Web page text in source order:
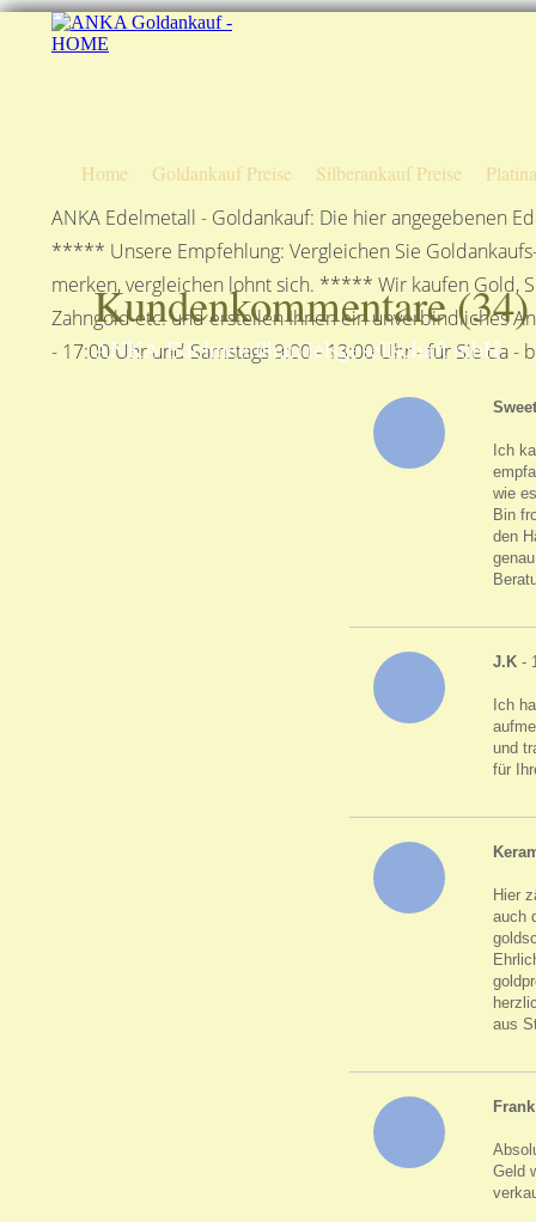
Home Goldankauf Preise Silberankauf Preise
ANKA Edelmetall - Goldankauf: Die hier angegebenen
***** Unsere Empfehlung: Vergleichen Sie
merken, vergleichen lohnt sich. ***** Wir kaufen Gold,
Zahngold etc. und erstellen Ihnen ein unverbindliches
- 17:00 Uhr und Samstags 9:00 - 13:00 Uhr - für Sie
Kundenkommentare (34
ANKA Edelmetallhandelsgesellschaft mbH
Ich
wie
Bin
den
J.K -
Ich
und
für
Hier
auch
aus
Geld